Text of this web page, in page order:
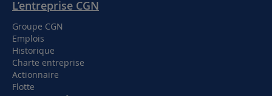
L’entreprise CGN
Groupe CGN
Emplois
Historique
Charte entreprise
Actionnaire
Flotte